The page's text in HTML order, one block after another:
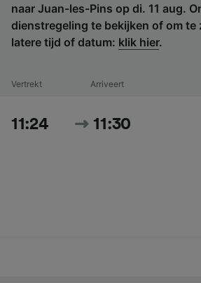
naar Juan-les-Pins op di. 11 aug.
dienstregeling te bekijken of om te
latere tijd of datum: klik hier.
Vertrekt Arriveert
11:24 11:30